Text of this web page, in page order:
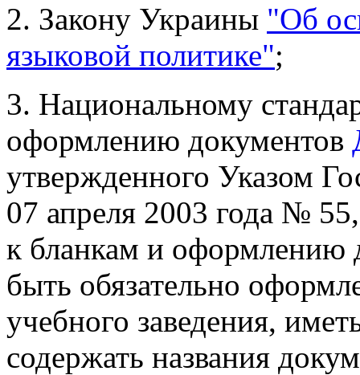
2. Закону Украины "Об
языковой политике";
3. Национальному
оформлению документов
утвержденного Указом
07 апреля 2003 года №
к бланкам и оформлению
быть обязательно
учебного заведения,
содержать названия